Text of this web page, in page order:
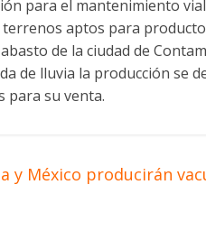
para el mantenimiento
aptos para
de la ciudad de
de lluvia la producción se
para su venta.
y México producirán